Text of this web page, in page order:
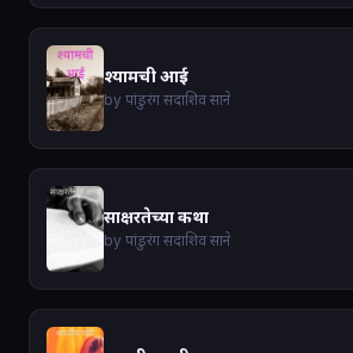
श्यामची आई
by पांडुरंग सदाशिव साने
साक्षरतेच्या कथा
by पांडुरंग सदाशिव साने